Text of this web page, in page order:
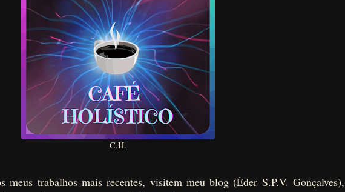
C.H.
meus trabalhos mais recentes, visitem meu blog (Éder S.P.V. Gonçalves),